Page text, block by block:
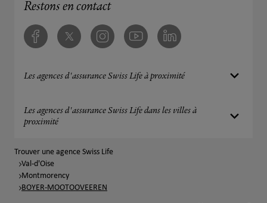
Restons en contact
FacebookTwitter InstagramYoutube Linkedin
Les agences d'assurance Swiss Life à proximité
Les agences d'assurance Swiss Life dans les villes à
proximité
Trouver une agence Swiss Life
Val-d'Oise
Montmorency
BOYER-MOOTOOVEEREN